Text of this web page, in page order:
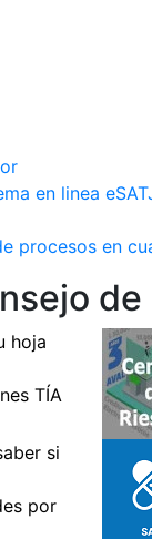
en linea
procesos en